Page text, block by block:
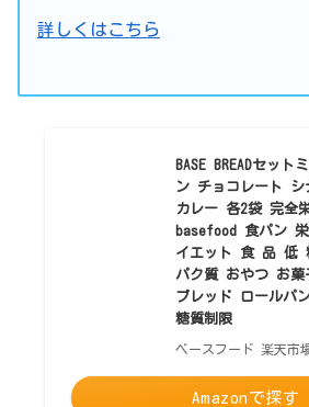
詳しくはこちら
BASE BREADセッ
ン チョコレート シ
カレー 各2袋 完全
basefood 食パン
イエット 食 品 低
パク質 おやつ お
ブレッド ロールパ
糖質制限
ベースフード 楽天市
Amazonで探す